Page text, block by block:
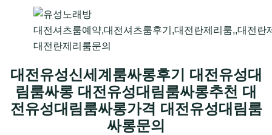
대전셔츠룸예약,대전셔츠룸후기,대전란제리룸,,대전란
대전란제리룸문의
대전유성신세계룸싸롱후기 대전유성대
림룸싸롱 대전유성대림룸싸롱추천 대
전유성대림룸싸롱가격 대전유성대림룸
싸롱문의